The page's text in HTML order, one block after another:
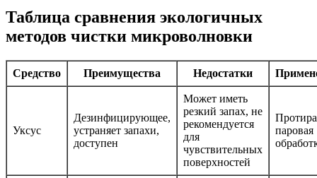
Таблица сравнения экологичных
методов чистки микроволновки
Средство Преимущества Недостатки
Уксус
Дезинфицирующее,
устраняет запахи,
доступен
Может иметь
резкий запах, не
рекомендуется
для
чувствительных
поверхностей
паровая